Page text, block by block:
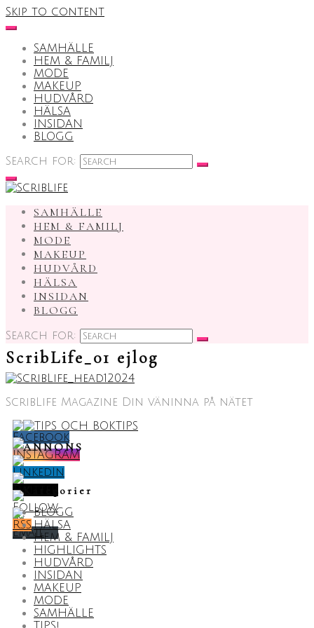
Skip to content
SAMHÄLLE
HEM & FAMILJ
MODE
MAKEUP
HUDVÅRD
HÄLSA
INSIDAN
BLOGG
Search for:
SAMHÄLLE
HEM & FAMILJ
MODE
MAKEUP
HUDVÅRD
HÄLSA
INSIDAN
BLOGG
Search for:
ScribLife_01 ejlog
ScribLife Magazine Din väninna på nätet
ANNONS
Kategorier
BLOGG
HÄLSA
HEM & FAMILJ
HIGHLIGHTS
HUDVÅRD
INSIDAN
MAKEUP
MODE
SAMHÄLLE